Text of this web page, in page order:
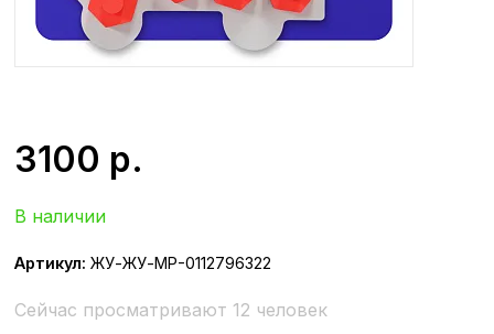
3100 р.
В наличии
Артикул: ЖУ-ЖУ-МР-0112796322
Сейчас просматривают 12 человек